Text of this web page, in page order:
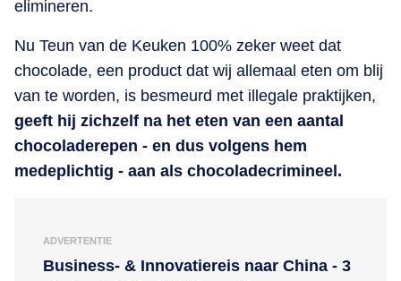
elimineren.
Nu Teun van de Keuken 100% zeker weet dat
chocolade, een product dat wij allemaal eten om blij
van te worden, is besmeurd met illegale praktijken,
geeft hij zichzelf na het eten van een aantal
chocoladerepen - en dus volgens hem
medeplichtig - aan als chocoladecrimineel.
ADVERTENTIE
Business- & Innovatiereis naar China - 3